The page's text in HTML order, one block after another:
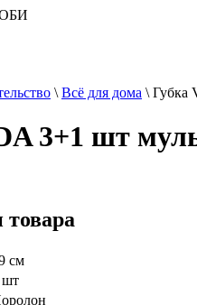
ОБИ
\ Всё для дома \ Губка
3+1 шт
см
шт